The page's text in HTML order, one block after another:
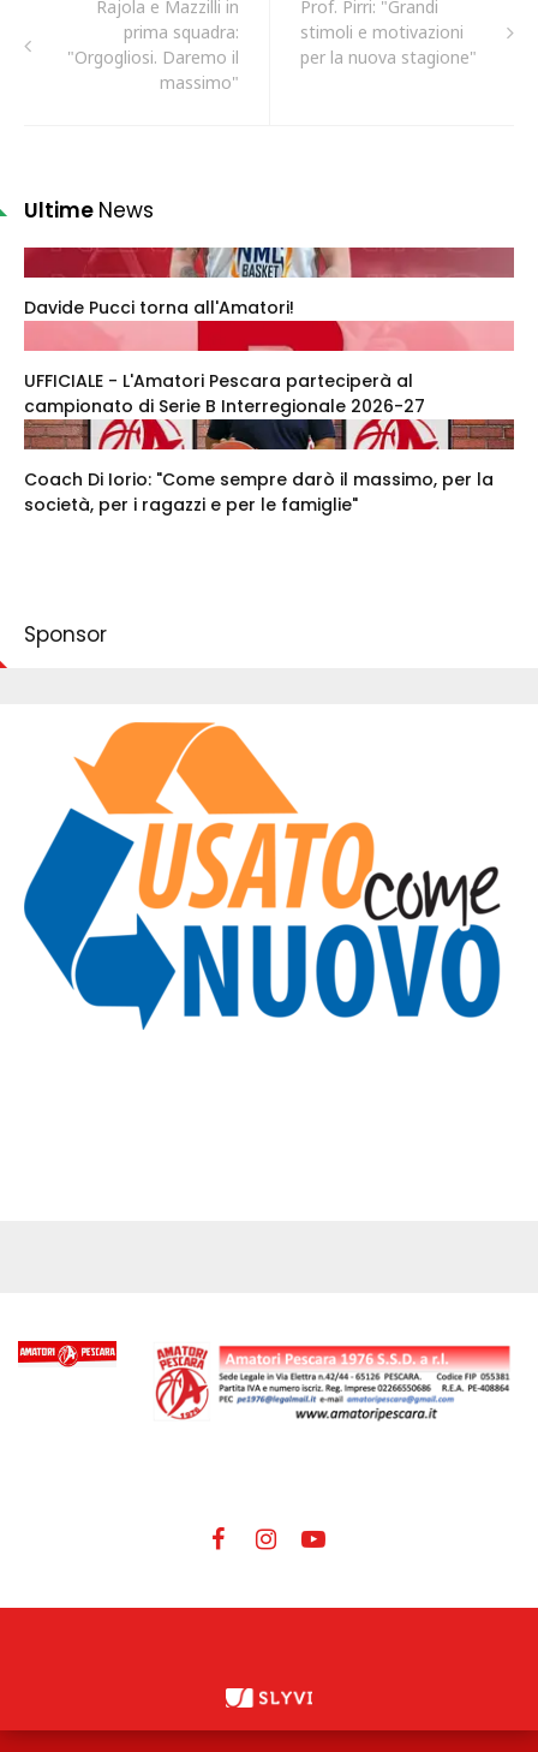
Rajola e Mazzilli in
prima squadra:
"Orgogliosi. Daremo il
massimo"
Prof. Pirri: "Grandi
stimoli e motivazioni
per la nuova stagione"
Ultime News
Davide Pucci torna all'Amatori!
UFFICIALE - L'Amatori Pescara parteciperà al
campionato di Serie B Interregionale 2026-27
Coach Di Iorio: "Come sempre darò il massimo, per la
società, per i ragazzi e per le famiglie"
Sponsor